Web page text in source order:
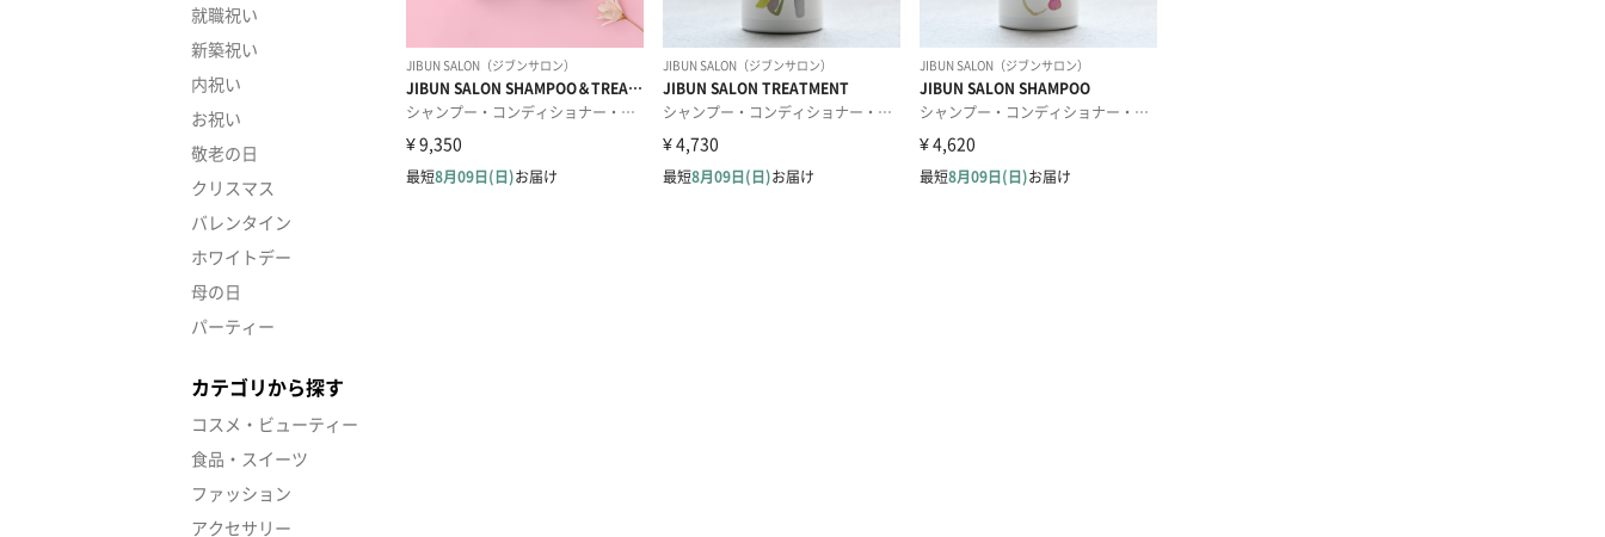
就職祝い
新築祝い
内祝い
お祝い
敬老の日
クリスマス
バレンタイン
ホワイトデー
母の日
パーティー
カテゴリから探す
コスメ・ビューティー
食品・スイーツ
ファッション
アクセサリー